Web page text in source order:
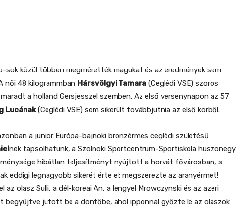
sok közül többen megmérették magukat és az eredmények sem
női 48 kilogrammban Hársvölgyi Tamara (Ceglédi VSE) szoros
a holland Gersjesszel szemben. Az első versenynapon az 57
Lucának(Ceglédi VSE) sem sikerült továbbjutnia az első körből.
a junior Európa-bajnoki bronzérmes ceglédi születésű
nek tapsolhatunk, a Szolnoki Sportcentrum-Sportiskola huszonegy
hibátlan teljesítményt nyújtott a horvát fővárosban, s
eddigi legnagyobb sikerét érte el: megszerezte az aranyérmet!
az olasz Sulli, a dél-koreai An, a lengyel Mrowczynski és az azeri
begyűjtve jutott be a döntőbe, ahol ipponnal győzte le az olaszok